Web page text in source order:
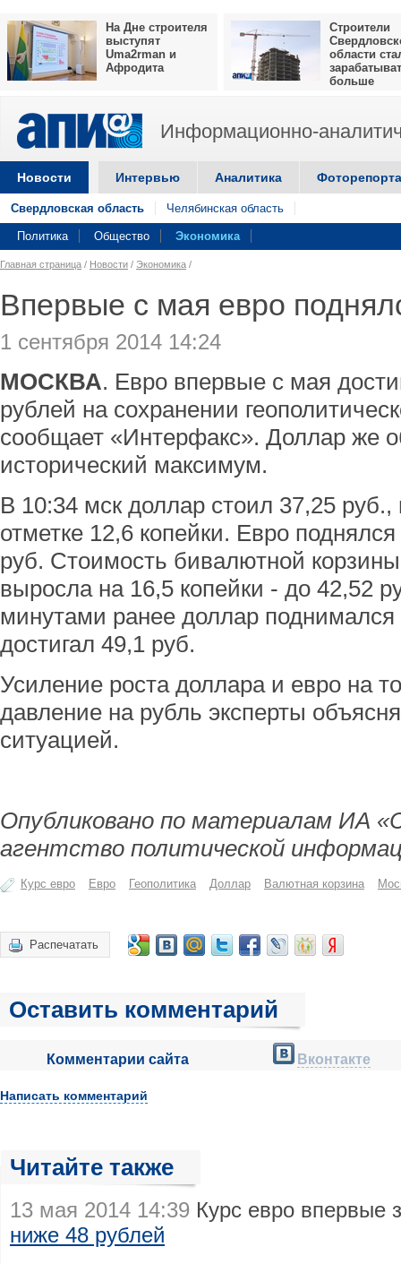
На Дне строителя
выступят
Uma2rman и
Афродита
Строители
области
больше
Информационно-
Новости Интервью Аналитика
Свердловская область Челябинская область
Политика Общество Экономика
Главная страница / Новости / Экономика /
Впервые с мая евро
1 сентября 2014 14:24
МОСКВА. Евро впервые с мая
рублей на сохранении
сообщает «Интерфакс». Доллар же
исторический максимум.
В 10:34 мск доллар стоил 37,25
отметке 12,6 копейки. Евро
руб. Стоимость бивалютной
выросла на 16,5 копейки - до 42,52
минутами ранее доллар поднимался
достигал 49,1 руб.
Усиление роста доллара и евро на
давление на рубль эксперты
ситуацией.
Опубликовано по материалам ИА
агентство политической
Курс евро Евро Геополитика Доллар Валютная корзина
Распечатать
Оставить комментарий
Комментарии сайта Вконтакте
Написать комментарий
Читайте также
13 мая 2014 14:39 Курс евро впервые
ниже 48 рублей